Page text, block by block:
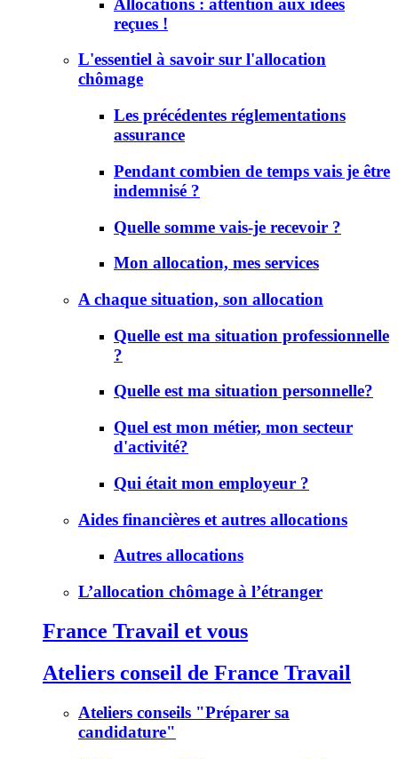
reçues !
L'essentiel à savoir sur l'allocation
chômage
Les précédentes réglementations
assurance
Pendant combien de temps vais je être
indemnisé ?
Quelle somme vais-je recevoir ?
Mon allocation, mes services
A chaque situation, son allocation
Quelle est ma situation professionnelle
?
Quelle est ma situation personnelle?
Quel est mon métier, mon secteur
d'activité?
Qui était mon employeur ?
Aides financières et autres allocations
Autres allocations
L’allocation chômage à l’étranger
France Travail et vous
Ateliers conseil de France Travail
Ateliers conseils "Préparer sa
candidature"